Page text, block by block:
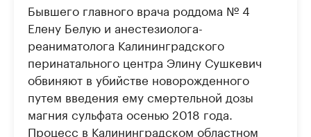
Бывшего главного врача роддома № 4
Елену Белую и анестезиолога-
реаниматолога Калининградского
перинатального центра Элину Сушкевич
обвиняют в убийстве новорожденного
путем введения ему смертельной дозы
магния сульфата осенью 2018 года.
Процесс в Калининградском областном